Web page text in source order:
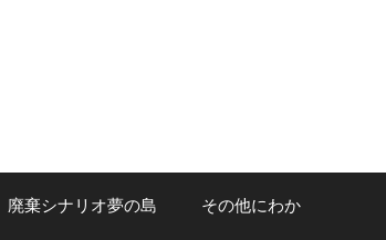
廃棄シナリオ夢の島 その他にわか